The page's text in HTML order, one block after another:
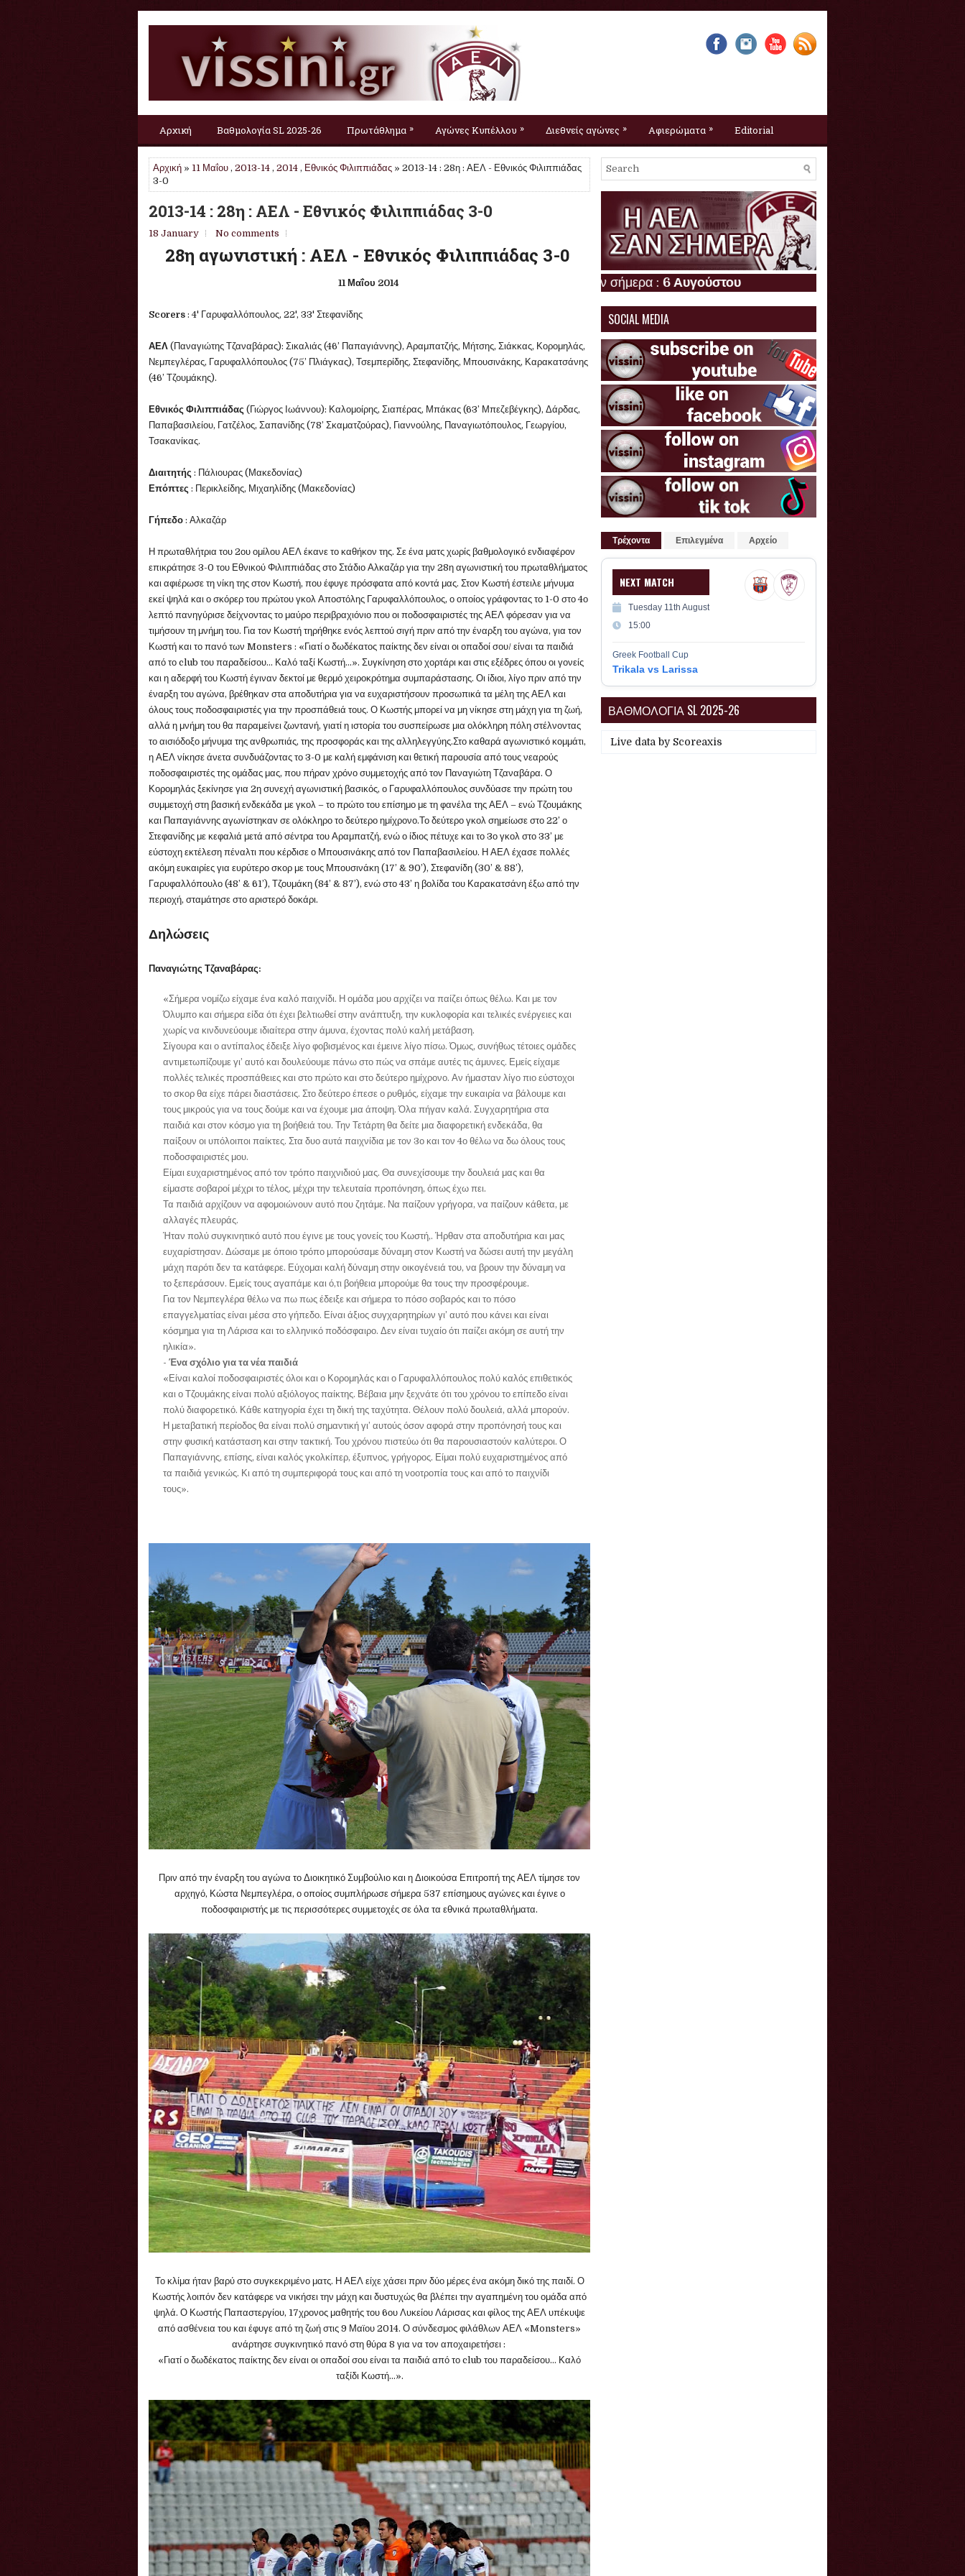
Αρχική Βαθμολογία SL 2025-26 Πρωτάθλημα » Αγώνες Κυπέλλου » Διεθνείς αγώνες » Αφιερώματα » Editorial
Αρχική » 11 Μαΐου , 2013-14 , 2014 , Εθνικός Φιλιππιάδας » 2013-14 : 28η : ΑΕΛ - Εθνικός Φιλιππιάδας
3-0
2013-14 : 28η : ΑΕΛ - Εθνικός Φιλιππιάδας 3-0
18 January No comments
28η αγωνιστική : ΑΕΛ - Εθνικός Φιλιππιάδας 3-0
11 Μαΐου 2014
Scorers : 4' Γαρυφαλλόπουλος, 22', 33' Στεφανίδης
ΑΕΛ (Παναγιώτης Τζαναβάρας): Σικαλιάς (46’ Παπαγιάννης), Αραμπατζής, Μήτσης, Σιάκκας, Κορομηλάς,
Νεμπεγλέρας, Γαρυφαλλόπουλος (75’ Πλιάγκας), Τσεμπερίδης, Στεφανίδης, Μπουσινάκης, Καρακατσάνης
(46’ Τζουμάκης).
Εθνικός Φιλιππιάδας (Γιώργος Ιωάννου): Καλομοίρης, Σιαπέρας, Μπάκας (63’ Μπεζεβέγκης), Δάρδας,
Παπαβασιλείου, Γατζέλος, Σαπανίδης (78’ Σκαματζούρας), Γιαννούλης, Παναγιωτόπουλος, Γεωργίου,
Τσακανίκας.
Διαιτητής : Πάλιουρας (Μακεδονίας)
Επόπτες : Περικλείδης, Μιχαηλίδης (Μακεδονίας)
Γήπεδο : Αλκαζάρ
Η πρωταθλήτρια του 2ου ομίλου ΑΕΛ έκανε το καθήκον της. Σε ένα ματς χωρίς βαθμολογικό ενδιαφέρον
επικράτησε 3-0 του Εθνικού Φιλιππιάδας στο Στάδιο Αλκαζάρ για την 28η αγωνιστική του πρωταθλήματος
και αφιέρωσε τη νίκη της στον Κωστή, που έφυγε πρόσφατα από κοντά μας. Στον Κωστή έστειλε μήνυμα
εκεί ψηλά και ο σκόρερ του πρώτου γκολ Αποστόλης Γαρυφαλλόπουλος, ο οποίος γράφοντας το 1-0 στο 4ο
λεπτό πανηγύρισε δείχνοντας το μαύρο περιβραχιόνιο που οι ποδοσφαιριστές της ΑΕΛ φόρεσαν για να
τιμήσουν τη μνήμη του. Για τον Κωστή τηρήθηκε ενός λεπτού σιγή πριν από την έναρξη του αγώνα, για τον
Κωστή και το πανό των Monsters : «Γιατί ο δωδέκατος παίκτης δεν είναι οι οπαδοί σου/ είναι τα παιδιά
από το club του παραδείσου… Καλό ταξί Κωστή…». Συγκίνηση στο χορτάρι και στις εξέδρες όπου οι γονείς
και η αδερφή του Κωστή έγιναν δεκτοί με θερμό χειροκρότημα συμπαράστασης. Οι ίδιοι, λίγο πριν από την
έναρξη του αγώνα, βρέθηκαν στα αποδυτήρια για να ευχαριστήσουν προσωπικά τα μέλη της ΑΕΛ και
όλους τους ποδοσφαιριστές για την προσπάθειά τους. Ο Κωστής μπορεί να μη νίκησε στη μάχη για τη ζωή,
αλλά η μνήμη του θα παραμείνει ζωντανή, γιατί η ιστορία του συσπείρωσε μια ολόκληρη πόλη στέλνοντας
το αισιόδοξο μήνυμα της ανθρωπιάς, της προσφοράς και της αλληλεγγύης.Στο καθαρά αγωνιστικό κομμάτι,
η ΑΕΛ νίκησε άνετα συνδυάζοντας το 3-0 με καλή εμφάνιση και θετική παρουσία από τους νεαρούς
ποδοσφαιριστές της ομάδας μας, που πήραν χρόνο συμμετοχής από τον Παναγιώτη Τζαναβάρα. Ο
Κορομηλάς ξεκίνησε για 2η συνεχή αγωνιστική βασικός, ο Γαρυφαλλόπουλος συνδύασε την πρώτη του
συμμετοχή στη βασική ενδεκάδα με γκολ – το πρώτο του επίσημο με τη φανέλα της ΑΕΛ – ενώ Τζουμάκης
και Παπαγιάννης αγωνίστηκαν σε ολόκληρο το δεύτερο ημίχρονο.Το δεύτερο γκολ σημείωσε στο 22’ ο
Στεφανίδης με κεφαλιά μετά από σέντρα του Αραμπατζή, ενώ ο ίδιος πέτυχε και το 3ο γκολ στο 33’ με
εύστοχη εκτέλεση πέναλτι που κέρδισε ο Μπουσινάκης από τον Παπαβασιλείου. Η ΑΕΛ έχασε πολλές
ακόμη ευκαιρίες για ευρύτερο σκορ με τους Μπουσινάκη (17’ & 90’), Στεφανίδη (30’ & 88’),
Γαρυφαλλόπουλο (48’ & 61’), Τζουμάκη (84’ & 87’), ενώ στο 43’ η βολίδα του Καρακατσάνη έξω από την
περιοχή, σταμάτησε στο αριστερό δοκάρι.
Δηλώσεις
Παναγιώτης Τζαναβάρας:
«Σήμερα νομίζω είχαμε ένα καλό παιχνίδι. Η ομάδα μου αρχίζει να παίζει όπως θέλω. Και με τον
Όλυμπο και σήμερα είδα ότι έχει βελτιωθεί στην ανάπτυξη, την κυκλοφορία και τελικές ενέργειες και
χωρίς να κινδυνεύουμε ιδιαίτερα στην άμυνα, έχοντας πολύ καλή μετάβαση.
Σίγουρα και ο αντίπαλος έδειξε λίγο φοβισμένος και έμεινε λίγο πίσω. Όμως, συνήθως τέτοιες ομάδες
αντιμετωπίζουμε γι’ αυτό και δουλεύουμε πάνω στο πώς να σπάμε αυτές τις άμυνες. Εμείς είχαμε
πολλές τελικές προσπάθειες και στο πρώτο και στο δεύτερο ημίχρονο. Αν ήμασταν λίγο πιο εύστοχοι
το σκορ θα είχε πάρει διαστάσεις. Στο δεύτερο έπεσε ο ρυθμός, είχαμε την ευκαιρία να βάλουμε και
τους μικρούς για να τους δούμε και να έχουμε μια άποψη. Όλα πήγαν καλά. Συγχαρητήρια στα
παιδιά και στον κόσμο για τη βοήθειά του. Την Τετάρτη θα δείτε μια διαφορετική ενδεκάδα, θα
παίξουν οι υπόλοιποι παίκτες. Στα δυο αυτά παιχνίδια με τον 3ο και τον 4ο θέλω να δω όλους τους
ποδοσφαιριστές μου.
Είμαι ευχαριστημένος από τον τρόπο παιχνιδιού μας. Θα συνεχίσουμε την δουλειά μας και θα
είμαστε σοβαροί μέχρι το τέλος, μέχρι την τελευταία προπόνηση, όπως έχω πει.
Τα παιδιά αρχίζουν να αφομοιώνουν αυτό που ζητάμε. Να παίζουν γρήγορα, να παίζουν κάθετα, με
αλλαγές πλευράς.
Ήταν πολύ συγκινητικό αυτό που έγινε με τους γονείς του Κωστή,. Ήρθαν στα αποδυτήρια και μας
ευχαρίστησαν. Δώσαμε με όποιο τρόπο μπορούσαμε δύναμη στον Κωστή να δώσει αυτή την μεγάλη
μάχη παρότι δεν τα κατάφερε. Εύχομαι καλή δύναμη στην οικογένειά του, να βρουν την δύναμη να
το ξεπεράσουν. Εμείς τους αγαπάμε και ό,τι βοήθεια μπορούμε θα τους την προσφέρουμε.
Για τον Νεμπεγλέρα θέλω να πω πως έδειξε και σήμερα το πόσο σοβαρός και το πόσο
επαγγελματίας είναι μέσα στο γήπεδο. Είναι άξιος συγχαρητηρίων γι’ αυτό που κάνει και είναι
κόσμημα για τη Λάρισα και το ελληνικό ποδόσφαιρο. Δεν είναι τυχαίο ότι παίζει ακόμη σε αυτή την
ηλικία».
- Ένα σχόλιο για τα νέα παιδιά
«Είναι καλοί ποδοσφαιριστές όλοι και ο Κορομηλάς και ο Γαρυφαλλόπουλος πολύ καλός επιθετικός
και ο Τζουμάκης είναι πολύ αξιόλογος παίκτης. Βέβαια μην ξεχνάτε ότι του χρόνου το επίπεδο είναι
πολύ διαφορετικό. Κάθε κατηγορία έχει τη δική της ταχύτητα. Θέλουν πολύ δουλειά, αλλά μπορούν.
Η μεταβατική περίοδος θα είναι πολύ σημαντική γι’ αυτούς όσον αφορά στην προπόνησή τους και
στην φυσική κατάσταση και στην τακτική. Του χρόνου πιστεύω ότι θα παρουσιαστούν καλύτεροι. Ο
Παπαγιάννης, επίσης, είναι καλός γκολκίπερ, έξυπνος, γρήγορος. Είμαι πολύ ευχαριστημένος από
τα παιδιά γενικώς. Κι από τη συμπεριφορά τους και από τη νοοτροπία τους και από το παιχνίδι
τους».
Πριν από την έναρξη του αγώνα το Διοικητικό Συμβούλιο και η Διοικούσα Επιτροπή της ΑΕΛ τίμησε τον
αρχηγό, Κώστα Νεμπεγλέρα, ο οποίος συμπλήρωσε σήμερα 537 επίσημους αγώνες και έγινε ο
ποδοσφαιριστής με τις περισσότερες συμμετοχές σε όλα τα εθνικά πρωταθλήματα.
Το κλίμα ήταν βαρύ στο συγκεκριμένο ματς. Η ΑΕΛ είχε χάσει πριν δύο μέρες ένα ακόμη δικό της παιδί. Ο
Κωστής λοιπόν δεν κατάφερε να νικήσει την μάχη και δυστυχώς θα βλέπει την αγαπημένη του ομάδα από
ψηλά. Ο Κωστής Παπαστεργίου, 17χρονος μαθητής του 6ου Λυκείου Λάρισας και φίλος της ΑΕΛ υπέκυψε
από ασθένεια του και έφυγε από τη ζωή στις 9 Μαϊου 2014. Ο σύνδεσμος φιλάθλων ΑΕΛ «Monsters»
ανάρτησε συγκινητικό πανό στη θύρα 8 για να τον αποχαιρετήσει :
«Γιατί ο δωδέκατος παίκτης δεν είναι οι οπαδοί σου είναι τα παιδιά από το club του παραδείσου… Καλό
ταξίδι Κωστή…».
6 Αυγούστου
SOCIAL MEDIA
Τρέχοντα Επιλεγμένα Αρχείο
NEXT MATCH
Tuesday 11th August
15:00
Greek Football Cup
Trikala vs Larissa
ΒΑΘΜΟΛΟΓΙΑ SL 2025-26
Live data by Scoreaxis